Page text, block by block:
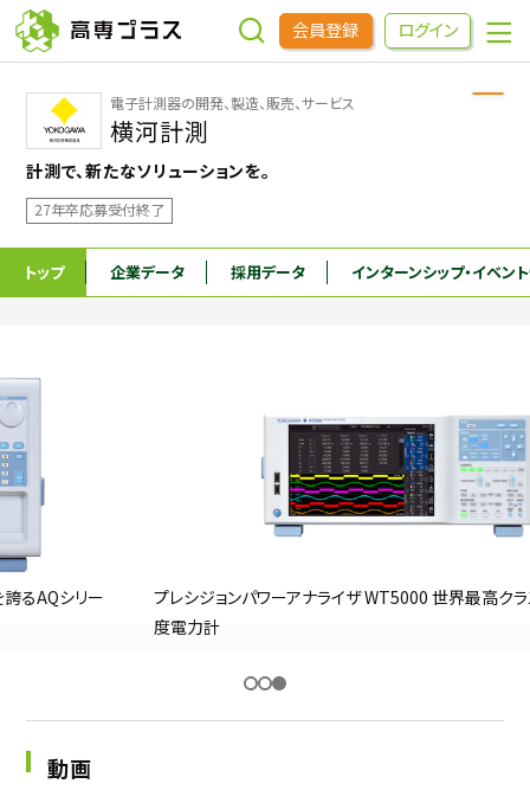
会員登録 ログイン
企業をさがす
進学先をさがす
インターンシップ・イベントをさがす
9/30
まで
電子計測器の開発、製造、販売、サービス
横河計測
計測で、新たなソリューションを。
27年卒応募受付終了
トップ 企業データ 採用データ インターンシップ・イベン
プレシジョンパワーアナライザ WT5000 世界最高クラスの制度の高
動画